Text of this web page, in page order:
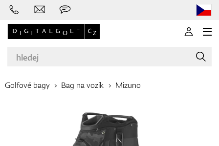
Golfové bagy Bag na vozík Mizuno